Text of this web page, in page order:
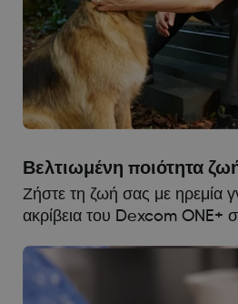
Βελτιωμένη ποιότητα
Ζήστε τη ζωή σας με ηρεμία
ακρίβεια του Dexcom ONE+